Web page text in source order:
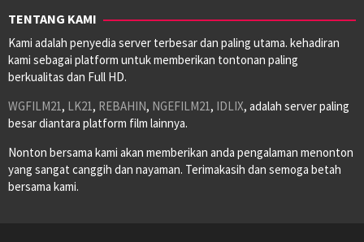
TENTANG KAMI
Kami adalah penyedia server terbesar dan paling utama. kehadiran
kami sebagai platform untuk memberikan tontonan paling
berkualitas dan Full HD.
WGFILM21, LK21, REBAHIN, NGEFILM21, IDLIX, adalah server paling
besar diantara platform film lainnya.
Nonton bersama kami akan memberikan anda pengalaman menonton
yang sangat canggih dan nayaman. Terimakasih dan semoga betah
bersama kami.